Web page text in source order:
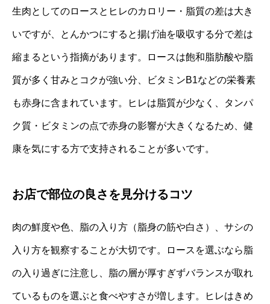
生肉としてのロースとヒレのカロリー・脂質の差は大き
いですが、とんかつにすると揚げ油を吸収する分で差は
縮まるという指摘があります。ロースは飽和脂肪酸や脂
質が多く甘みとコクが強い分、ビタミンB1などの栄養素
も赤身に含まれています。ヒレは脂質が少なく、タンパ
ク質・ビタミンの点で赤身の影響が大きくなるため、健
康を気にする方で支持されることが多いです。
お店で部位の良さを見分けるコツ
肉の鮮度や色、脂の入り方（脂身の筋や白さ）、サシの
入り方を観察することが大切です。ロースを選ぶなら脂
の入り過ぎに注意し、脂の層が厚すぎずバランスが取れ
ているものを選ぶと食べやすさが増します。ヒレはきめ